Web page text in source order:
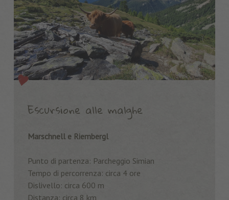
Escursione alle malghe
Marschnell e Riembergl
Punto di partenza: Parcheggio Simian
Tempo di percorrenza: circa 4 ore
Dislivello: circa 600 m
Distanza: circa 8 km